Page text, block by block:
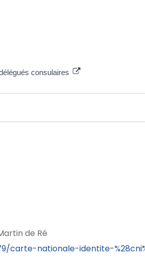
consulaires
de Ré
carte-nationale-identite-